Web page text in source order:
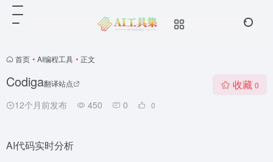
首页 • AI编程工具 • 正文
Codiga翻译站点
12个月前发布 450 0 0
收藏 0
AI代码实时分析